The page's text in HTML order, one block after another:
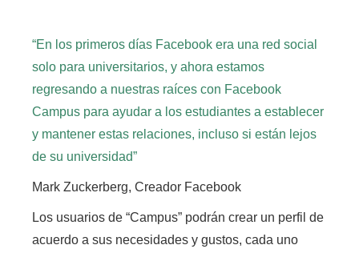
“En los primeros días Facebook era una red social
solo para universitarios, y ahora estamos
regresando a nuestras raíces con Facebook
Campus para ayudar a los estudiantes a establecer
y mantener estas relaciones, incluso si están lejos
de su universidad”
Mark Zuckerberg, Creador Facebook
Los usuarios de “Campus” podrán crear un perfil de
acuerdo a sus necesidades y gustos, cada uno